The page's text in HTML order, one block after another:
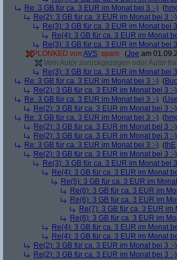
Re: 3 GB für ca. 3 EUR im Monat bei 3 :-) (
Re(2): 3 GB für ca. 3 EUR im Monat bei 3 :-)
Re(3): 3 GB für ca. 3 EUR im Monat bei
Re(4): 3 GB für ca. 3 EUR im Monat
Re(3): 3 GB für ca. 3 EUR im Monat bei
PLONKED von AVS: spam (Joe am
Vom Autor zurückgezogen oder Autor
Re(3): 3 GB für ca. 3 EUR im Monat bei
Re: 3 GB für ca. 3 EUR im Monat bei 3 :-) (
Re(2): 3 GB für ca. 3 EUR im Monat bei 3 :-)
Re: 3 GB für ca. 3 EUR im Monat bei 3 :-) (
Re(2): 3 GB für ca. 3 EUR im Monat bei 3 :-)
Re: 3 GB für ca. 3 EUR im Monat bei 3 :-) (
Re(2): 3 GB für ca. 3 EUR im Monat bei 3 :-)
Re(2): 3 GB für ca. 3 EUR im Monat bei 3 :-)
Re: 3 GB für ca. 3 EUR im Monat bei 3 :-) (thE
Re(2): 3 GB für ca. 3 EUR im Monat bei 3 :-)
Re(3): 3 GB für ca. 3 EUR im Monat bei
Re(4): 3 GB für ca. 3 EUR im Monat
Re(5): 3 GB für ca. 3 EUR im
Re(6): 3 GB für ca. 3 EUR im
Re(6): 3 GB für ca. 3 EUR im
Re(7): 3 GB für ca. 3 EUR im
Re(6): 3 GB für ca. 3 EUR im
Re(4): 3 GB für ca. 3 EUR im Monat
Re(4): 3 GB für ca. 3 EUR im Monat
Re(2): 3 GB für ca. 3 EUR im Monat bei 3 :-)
Re(2): 3 GB für ca. 3 EUR im Monat bei 3 :-)